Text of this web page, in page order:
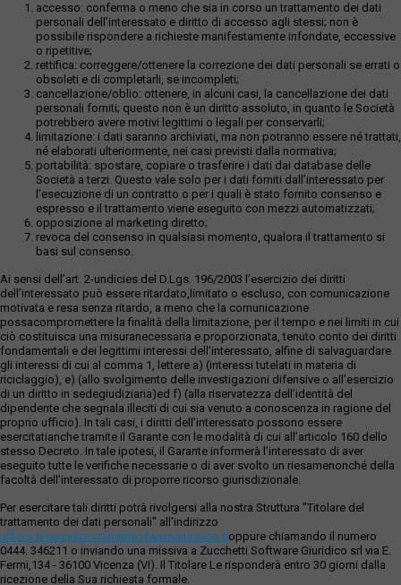
accesso: conferma o meno che sia in corso un trattamento dei dati
personali dell’interessato e diritto di accesso agli stessi; non è
possibile rispondere a richieste manifestamente infondate, eccessive
o ripetitive;
rettifica: correggere/ottenere la correzione dei dati personali se errati o
obsoleti e di completarli, se incompleti;
cancellazione/oblio: ottenere, in alcuni casi, la cancellazione dei dati
personali forniti; questo non è un diritto assoluto, in quanto le Società
potrebbero avere motivi legittimi o legali per conservarli;
limitazione: i dati saranno archiviati, ma non potranno essere né trattati,
né elaborati ulteriormente, nei casi previsti dalla normativa;
portabilità: spostare, copiare o trasferire i dati dai database delle
Società a terzi. Questo vale solo per i dati forniti dall’interessato per
l’esecuzione di un contratto o per i quali è stato fornito consenso e
espresso e il trattamento viene eseguito con mezzi automatizzati;
opposizione al marketing diretto;
revoca del consenso in qualsiasi momento, qualora il trattamento si
basi sul consenso.
Ai sensi dell’art. 2-undicies del D.Lgs. 196/2003 l’esercizio dei diritti
dell’interessato può essere ritardato,limitato o escluso, con comunicazione
motivata e resa senza ritardo, a meno che la comunicazione
possacompromettere la finalità della limitazione, per il tempo e nei limiti in cui
ciò costituisca una misuranecessaria e proporzionata, tenuto conto dei diritti
fondamentali e dei legittimi interessi dell’interessato, alfine di salvaguardare
gli interessi di cui al comma 1, lettere a) (interessi tutelati in materia di
riciclaggio), e) (allo svolgimento delle investigazioni difensive o all’esercizio
di un diritto in sedegiudiziaria)ed f) (alla riservatezza dell’identità del
dipendente che segnala illeciti di cui sia venuto a conoscenza in ragione del
proprio ufficio). In tali casi, i diritti dell’interessato possono essere
esercitatianche tramite il Garante con le modalità di cui all’articolo 160 dello
stesso Decreto. In tale ipotesi, il Garante informerà l’interessato di aver
eseguito tutte le verifiche necessarie o di aver svolto un riesamenonché della
facoltà dell’interessato di proporre ricorso giurisdizionale.
Per esercitare tali diritti potrà rivolgersi alla nostra Struttura "Titolare del
trattamento dei dati personali" all'indirizzo
ufficio.privacy@zucchettisofwaregiuridico.itoppure chiamando il numero
0444. 346211 o inviando una missiva a Zucchetti Software Giuridico srl via E.
Fermi,134 - 36100 Vicenza (VI). Il Titolare Le risponderà entro 30 giorni dalla
ricezione della Sua richiesta formale.